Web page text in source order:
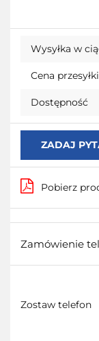
Wysyłka w
Cena przesyłki
Dostępność
ZADAJ
Pobierz
Zamówienie
Zostaw telefon